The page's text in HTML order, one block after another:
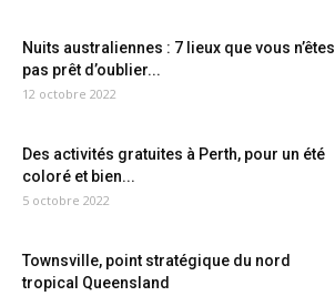
Nuits australiennes : 7 lieux que vous n’êtes
pas prêt d’oublier...
12 octobre 2022
Des activités gratuites à Perth, pour un été
coloré et bien...
5 octobre 2022
Townsville, point stratégique du nord
tropical Queensland